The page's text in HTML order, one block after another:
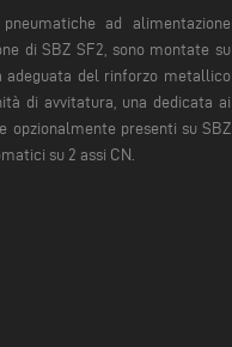
ad alimentazione
di SBZ SF2, sono montate su
adeguata del rinforzo metallico
di avvitatura, una dedicata ai
opzionalmente presenti su SBZ
su 2 assi CN.